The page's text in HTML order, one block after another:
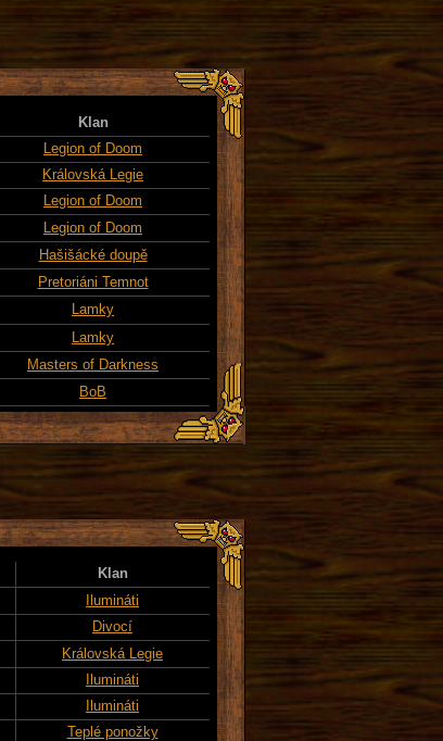
Klan
Legion of Doom
Královská Legie
Legion of Doom
Legion of Doom
Hašišácké doupě
Pretoriáni Temnot
Lamky
Lamky
Masters of Darkness
BoB
Klan
Ilumináti
Divocí
Královská Legie
Ilumináti
Ilumináti
Teplé ponožky